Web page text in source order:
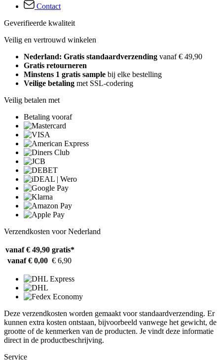
Contact
Geverifieerde kwaliteit
Veilig en vertrouwd winkelen
Nederland: Gratis standaardverzending vanaf € 49,90
Gratis retourneren
Minstens 1 gratis sample bij elke bestelling
Veilige betaling met SSL-codering
Veilig betalen met
Betaling vooraf
Verzendkosten voor Nederland
vanaf € 49,90 gratis*
vanaf € 0,00 € 6,90
Deze verzendkosten worden gemaakt voor standaardverzending. Er
kunnen extra kosten ontstaan, bijvoorbeeld vanwege het gewicht, de
grootte of de kenmerken van de producten. Je vindt deze informatie
direct in de productbeschrijving.
Service